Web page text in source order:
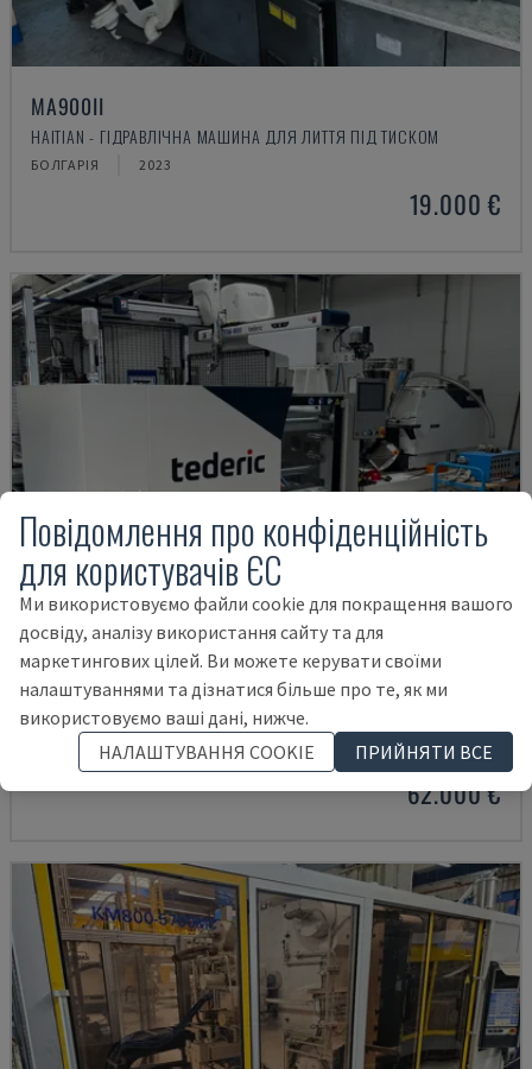
MA900ІІ
HAITIAN - ГІДРАВЛІЧНА МАШИНА ДЛЯ ЛИТТЯ ПІД ТИСКОМ
БОЛГАРІЯ 2023
19.000 €
NEO.E55/E110H
TEDERIC - ГІДРАВЛІЧНА МАШИНА ДЛЯ ЛИТТЯ ПІД ТИСКОМ
НІМЕЧЧИНА 2023 260 HRS
62.000 €
Повідомлення про конфіденційність
для користувачів ЄС
Ми використовуємо файли cookie для покращення вашого
досвіду, аналізу використання сайту та для
маркетингових цілей. Ви можете керувати своїми
налаштуваннями та дізнатися більше про те, як ми
використовуємо ваші дані, нижче.
НАЛАШТУВАННЯ COOKIE
ПРИЙНЯТИ ВСЕ